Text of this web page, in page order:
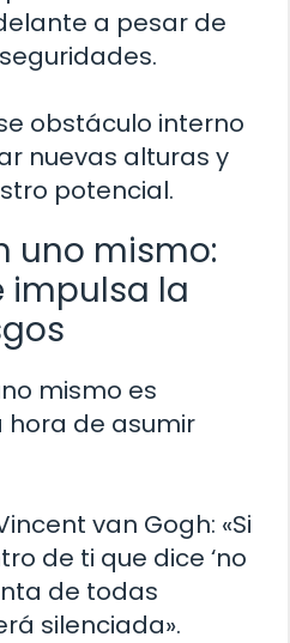
a pesar de
obstáculo interno
nuevas alturas y
potencial.
uno mismo:
impulsa la
mismo es
de asumir
van Gogh: «Si
de ti que dice ‘no
de todas
silenciada».